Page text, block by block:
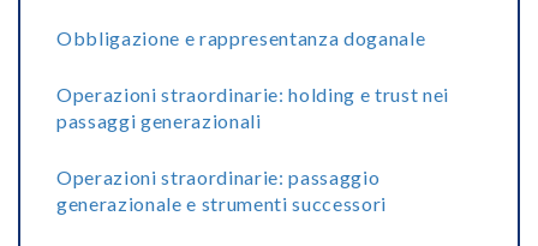
Obbligazione e rappresentanza doganale
Operazioni straordinarie: holding e trust nei
passaggi generazionali
Operazioni straordinarie: passaggio
generazionale e strumenti successori